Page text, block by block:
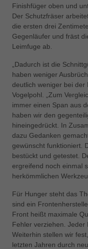
Finishfüger oben und
Der Schutzfräser
die ersten drei
Gegenläufer und fräst
Leimfuge ab.
„Dadurch ist die
haben weniger
deutlich weniger bei der
Vogelpohl. „Zum
immer einen Span aus
haben wir den
hineingedrückt. In
dazu Gedanken
gewünscht funktioniert.
bestückt und getestet.
ergreifend noch einmal
herkömmlichen
Für Hunger steht das
sind ein
Front heißt maximale
Fehler verziehen. Jeder
Weiterhin stellen wir
letzten Jahren durch